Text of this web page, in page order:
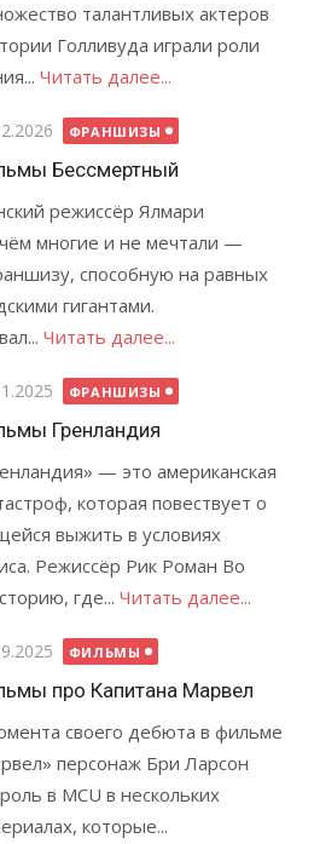
талантливых актеров
Голливуда играли роли
Читать далее...
ФРАНШИЗЫ
Бессмертный
режиссёр Ялмари
многие и не мечтали —
способную на равных
гигантами.
Читать далее...
ФРАНШИЗЫ
Гренландия
— это американская
которая повествует о
выжить в условиях
Режиссёр Рик Роман Во
где... Читать далее...
ФИЛЬМЫ
про Капитана Марвел
своего дебюта в фильме
персонаж Бри Ларсон
в MCU в нескольких
которые...